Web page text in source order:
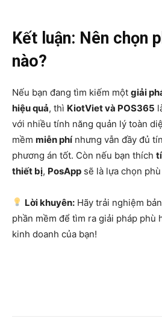
Kết luận: Nên chọn
nào?
Nếu bạn đang tìm kiếm một giải
hiệu quả, thì KiotViet và POS365
với nhiều tính năng quản lý toàn
mềm miễn phínhưng vẫn đầy đủ
phương án tốt. Còn nếu bạn thích
thiết bị, PosApp sẽ là lựa chọn
Lời khuyên: Hãy trải nghiệm
phần mềm để tìm ra giải pháp phù
kinh doanh của bạn!